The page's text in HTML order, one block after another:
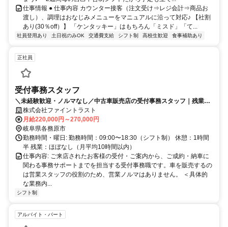
仕事情報 ● 仕事内容 カウンター接客（注文受け⇒レジ会計⇒商品お
渡し）、調理はおなじみメニューをマニュアルに沿って対応♪ 【社割
あり(30％off）】 「ケンタッキー」はもちろん「ミスド」「て...
社員登用あり 土日祝のみOK 交通費支給 シフト制 高校生歓迎 食事補助あり
正社員
受付事務スタッフ
＼未経験歓迎・ノルマなし／中古車販売店の受付事務スタッフ｜残業ほ
ぼなし／賞与年2回／年間休日125日／お客様を最初にお迎えする「お店
の顔」ポジション
株式会社ファイントラスト
月給220,000円～270,000円
岐阜県各務原市
勤務時間・曜日: 勤務時間：09:00〜18:30（シフト制） 休憩：1時間
半 残業：ほぼなし（月平均10時間以内）
仕事内容: ご来店されたお客様の受付・ご案内から、ご成約・納車に
関わる事務サポートまでを担当する受付事務職です。車を販売するの
は営業スタッフの役割のため、営業ノルマはありません。 ＜具体的
な業務内...
シフト制
アルバイト・パート